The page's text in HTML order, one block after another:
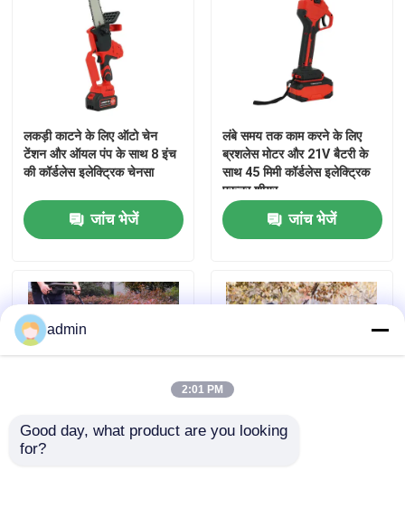
लकड़ी काटने के लिए ऑटो चेन
टेंशन और ऑयल पंप के साथ 8 इंच
की कॉर्डलेस इलेक्ट्रिक चेनसा
जांच भेजें
लंबे समय तक काम करने के लिए
ब्रशलेस मोटर और 21V बैटरी के
साथ 45 मिमी कॉर्डलेस इलेक्ट्रिक
प्रूनर शीयर
जांच भेजें
गार्डन गैसोलीन हैंड पुश सेल्फ
admin
2:01 PM
Good day, what product are you looking
for?